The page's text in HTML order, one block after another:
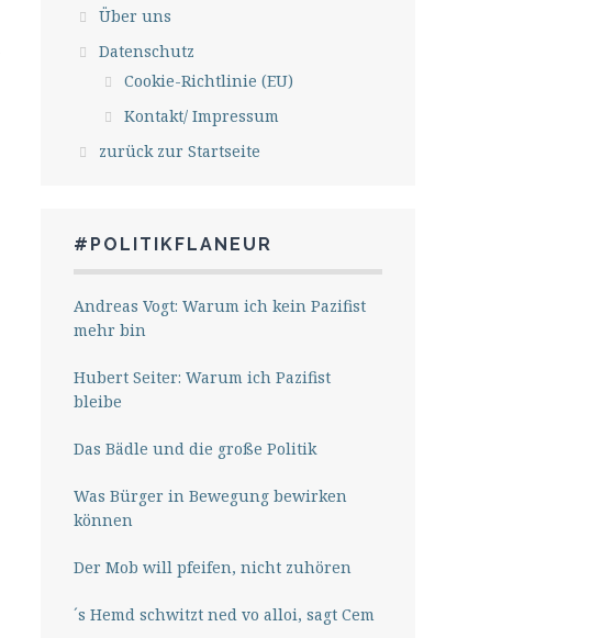
Über uns
Datenschutz
Cookie-Richtlinie (EU)
Kontakt/ Impressum
zurück zur Startseite
#POLITIKFLANEUR
Andreas Vogt: Warum ich kein Pazifist
mehr bin
Hubert Seiter: Warum ich Pazifist
bleibe
Das Bädle und die große Politik
Was Bürger in Bewegung bewirken
können
Der Mob will pfeifen, nicht zuhören
´s Hemd schwitzt ned vo alloi, sagt Cem